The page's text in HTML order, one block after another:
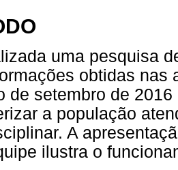
uma pesquisa
obtidas nas
de setembro de
a população
A
ilustra o